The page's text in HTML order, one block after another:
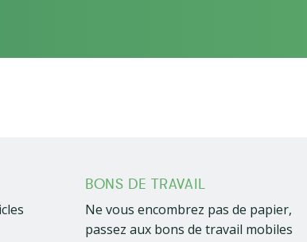
BONS DE TRAVAIL
Ne vous encombrez pas de papier,
passez aux bons de travail mobiles